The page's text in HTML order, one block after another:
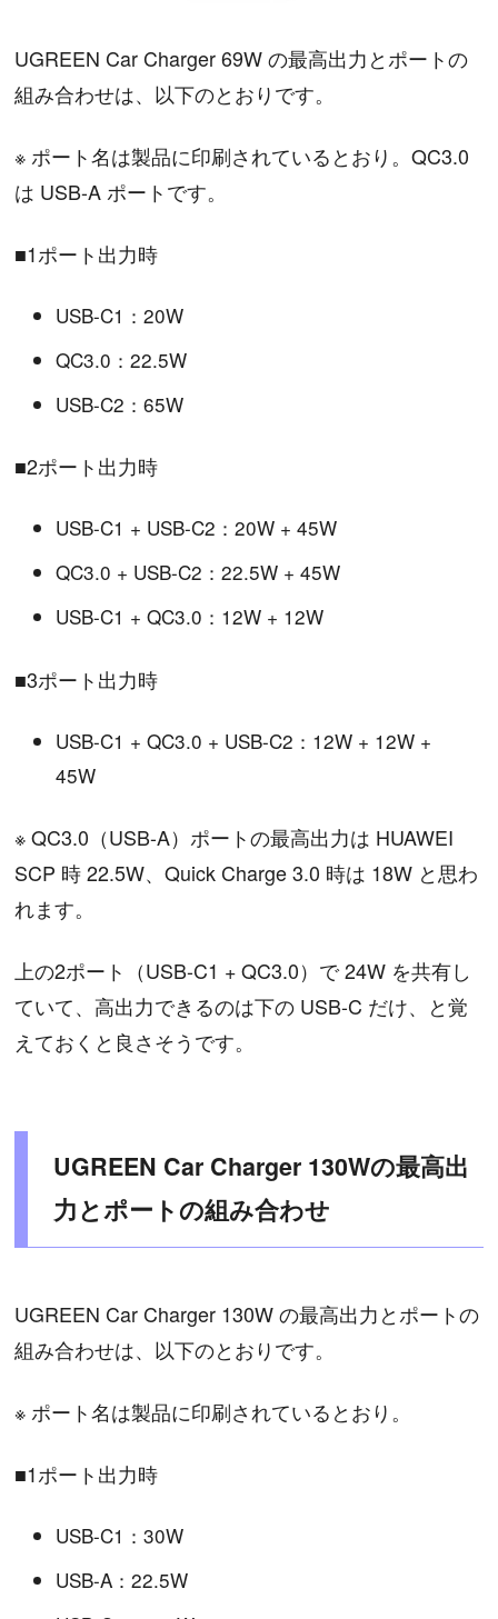
UGREEN Car Charger 69W の最高出力とポートの
組み合わせは、以下のとおりです。
※ ポート名は製品に印刷されているとおり。QC3.0
は USB-A ポートです。
■1ポート出力時
USB-C1：20W
QC3.0：22.5W
USB-C2：65W
■2ポート出力時
USB-C1 + USB-C2：20W + 45W
QC3.0 + USB-C2：22.5W + 45W
USB-C1 + QC3.0：12W + 12W
■3ポート出力時
USB-C1 + QC3.0 + USB-C2：12W + 12W +
45W
※ QC3.0（USB-A）ポートの最高出力は HUAWEI
SCP 時 22.5W、Quick Charge 3.0 時は 18W と思わ
れます。
上の2ポート（USB-C1 + QC3.0）で 24W を共有し
ていて、高出力できるのは下の USB-C だけ、と覚
えておくと良さそうです。
UGREEN Car Charger 130Wの最高出
力とポートの組み合わせ
UGREEN Car Charger 130W の最高出力とポートの
組み合わせは、以下のとおりです。
※ ポート名は製品に印刷されているとおり。
■1ポート出力時
USB-C1：30W
USB-A：22.5W